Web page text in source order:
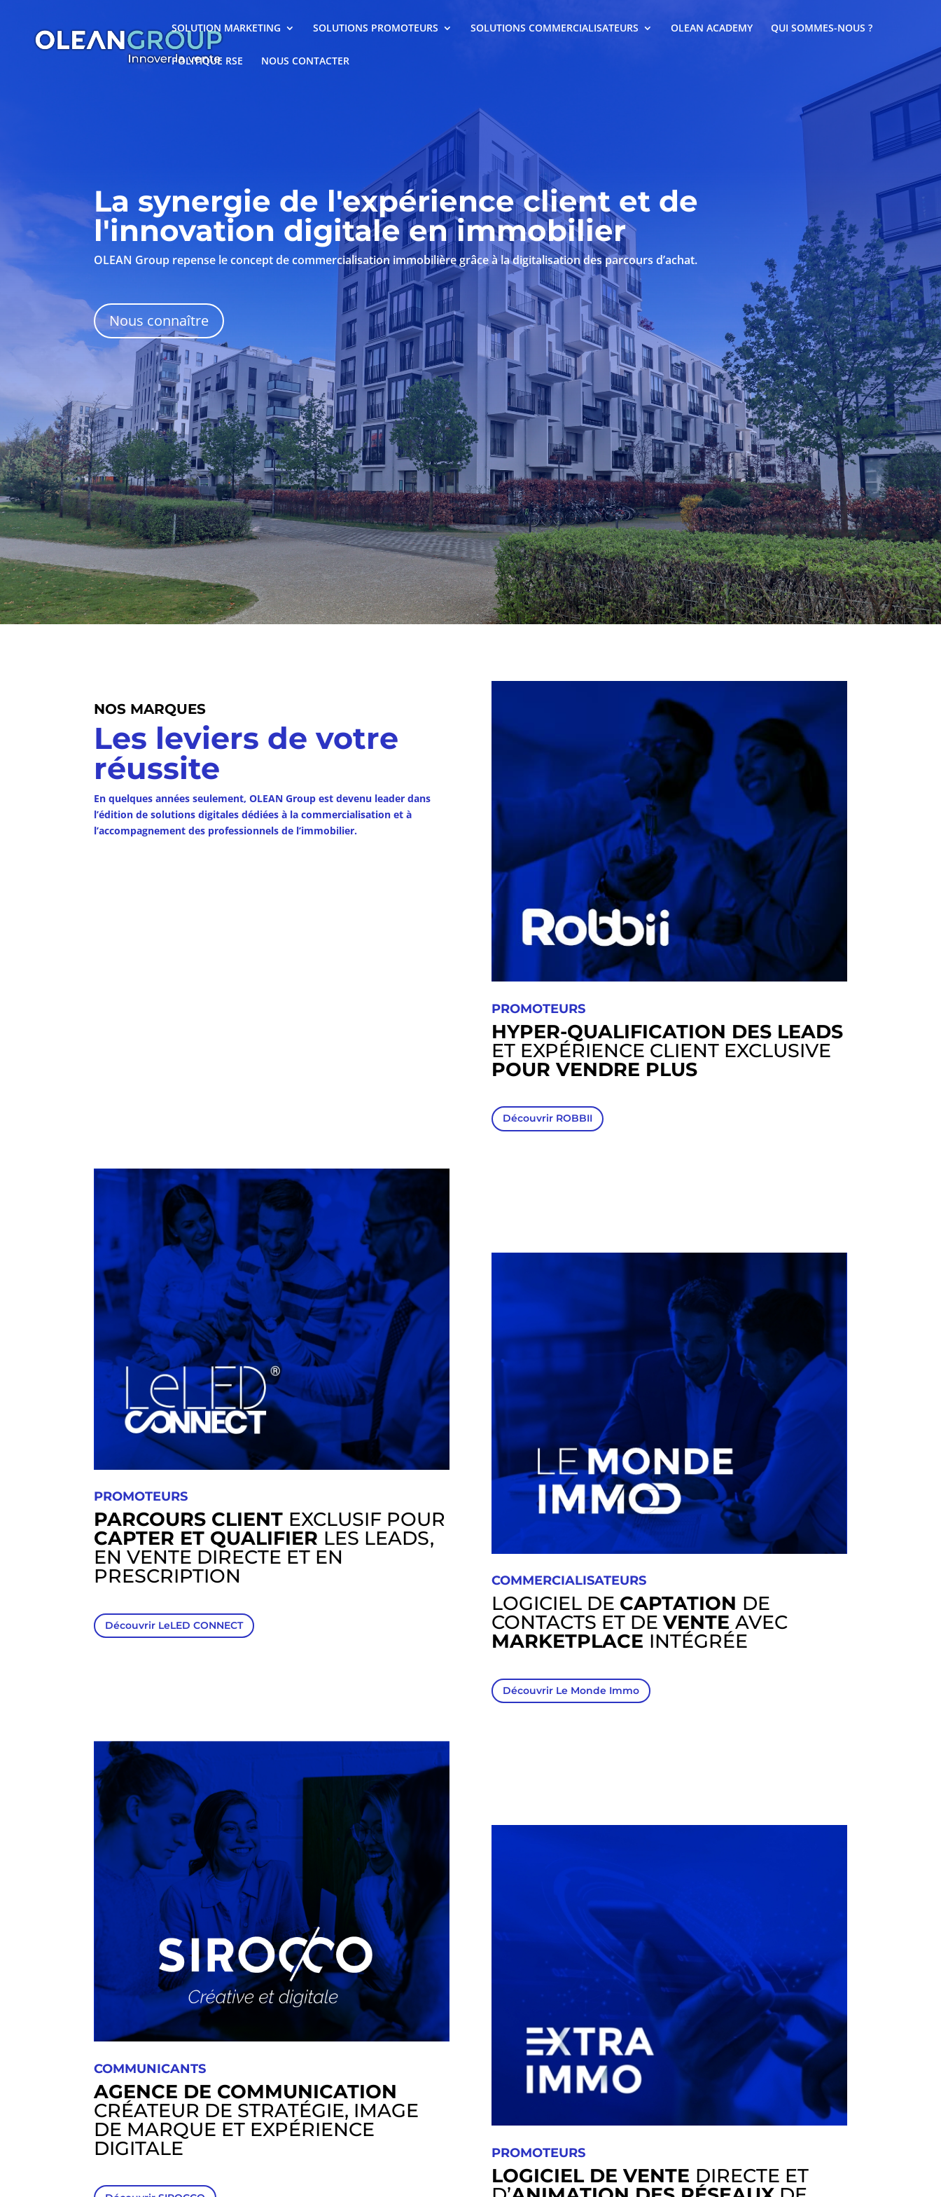
SOLUTION MARKETING SOLUTIONS PROMOTEURS SOLUTIONS COMMERCIALISATEURS OLEAN ACADEMY QUI SOMMES-NOUS ?
POLITIQUE RSE NOUS CONTACTER
La synergie de l'expérience client et de
l'innovation digitale en immobilier
OLEAN Group repense le concept de commercialisation immobilière grâce à la digitalisation des parcours d’achat.
Nous connaître
NOS MARQUES
Les leviers de votre
réussite
En quelques années seulement, OLEAN Group est devenu leader dans
l’édition de solutions digitales dédiées à la commercialisation et à
l’accompagnement des professionnels de l’immobilier.
PROMOTEURS
HYPER-QUALIFICATION DES LEADS
ET EXPÉRIENCE CLIENT EXCLUSIVE
POUR VENDRE PLUS
Découvrir ROBBII
PROMOTEURS
PARCOURS CLIENT EXCLUSIF POUR
CAPTER ET QUALIFIER LES LEADS,
EN VENTE DIRECTE ET EN
PRESCRIPTION
Découvrir LeLED CONNECT
COMMERCIALISATEURS
LOGICIEL DE CAPTATION DE
CONTACTS ET DE VENTE AVEC
MARKETPLACE INTÉGRÉE
Découvrir Le Monde Immo
COMMUNICANTS
AGENCE DE COMMUNICATION
CRÉATEUR DE STRATÉGIE, IMAGE
DE MARQUE ET EXPÉRIENCE
DIGITALE
PROMOTEURS
LOGICIEL DE VENTE DIRECTE ET